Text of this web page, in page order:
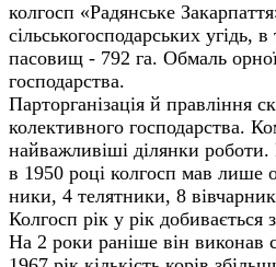
колгосп «Радянське
сільськогосподарських угідь,
пасовищ - 792 га. Обмаль
господарства.
Парторганізація й правління
колективного господарства.
найважливіші ділянки
в 1950 році колгосп мав лише
ники, 4 телятники, 8
Колгосп рік у рік добивається
На 2 роки раніше він виконав